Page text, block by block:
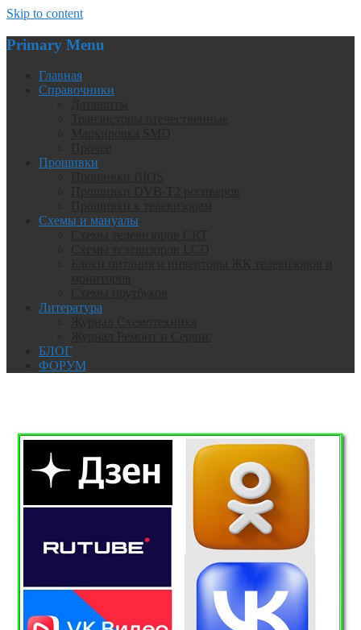
Skip to content
Primary Menu
Главная
Справочники
Прошивки
Схемы и мануалы
Литература
БЛОГ
ФОРУМ